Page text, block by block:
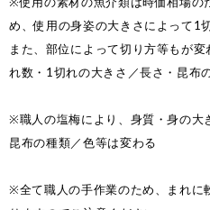
め、使用の身姿の大きさによって1
また、部位によって切り方等もが
れ数・1切れの大きさ／長さ・昆布
※職人の塩梅により、身質・身の大
昆布の種類／色等は変わる
※全て職人の手作業のため、まれに